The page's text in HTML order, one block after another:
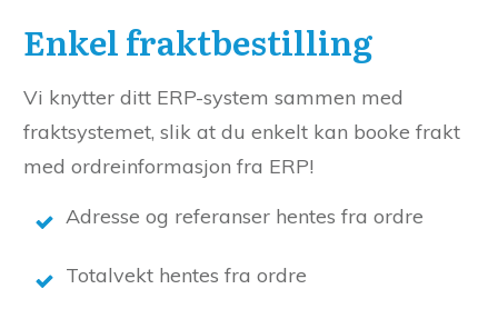
Enkel fraktbestilling
Vi knytter ditt ERP-system sammen med
fraktsystemet, slik at du enkelt kan booke frakt
med ordreinformasjon fra ERP!
Adresse og referanser hentes fra ordre
Totalvekt hentes fra ordre